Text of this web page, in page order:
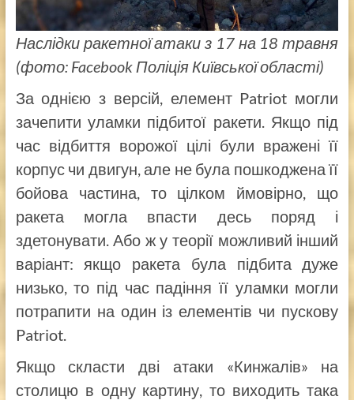
Наслідки ракетної атаки з 17 на 18 травня
(фото: Facebook Поліція Київської області)
За однією з версій, елемент Patriot могли
зачепити уламки підбитої ракети. Якщо під
час відбиття ворожої цілі були вражені її
корпус чи двигун, але не була пошкоджена її
бойова частина, то цілком ймовірно, що
ракета могла впасти десь поряд і
здетонувати. Або ж у теорії можливий інший
варіант: якщо ракета була підбита дуже
низько, то під час падіння її уламки могли
потрапити на один із елементів чи пускову
Patriot.
Якщо скласти дві атаки «Кинжалів» на
столицю в одну картину, то виходить така